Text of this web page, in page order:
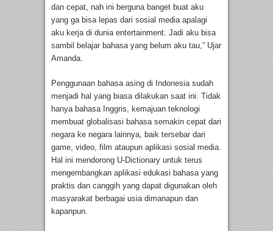
dan cepat, nah ini berguna banget buat aku
yang ga bisa lepas dari sosial media apalagi
aku kerja di dunia entertainment. Jadi aku bisa
sambil belajar bahasa yang belum aku tau,” Ujar
Amanda.
Penggunaan bahasa asing di Indonesia sudah
menjadi hal yang biasa dilakukan saat ini. Tidak
hanya bahasa Inggris, kemajuan teknologi
membuat globalisasi bahasa semakin cepat dari
negara ke negara lainnya, baik tersebar dari
game, video, film ataupun aplikasi sosial media.
Hal ini mendorong U-Dictionary untuk terus
mengembangkan aplikasi edukasi bahasa yang
praktis dan canggih yang dapat digunakan oleh
masyarakat berbagai usia dimanapun dan
kapanpun.